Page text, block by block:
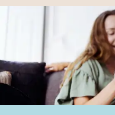
Produtos